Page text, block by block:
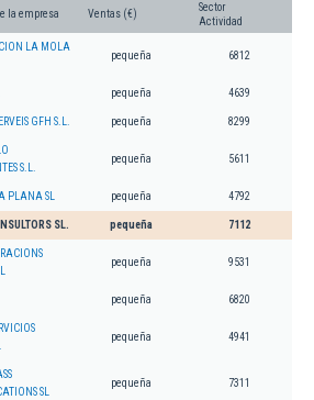
la empresa Ventas (€)
Sector
Actividad
LA MOLA
pequeña 6812
pequeña 4639
GFH S.L. pequeña 8299
S.L.
pequeña 5611
PLANA SL pequeña 4792
SL. pequeña 7112
pequeña 9531
pequeña 6820
pequeña 4941
SL
pequeña 7311